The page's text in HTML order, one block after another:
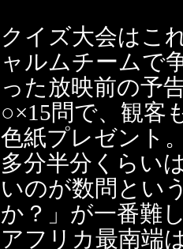
クイズ大会はこ
ャルムチームで
った放映前の予
○×15問で、観客
色紙プレゼント
多分半分くらい
いのが数問とい
か？」が一番難
アフリカ最南端